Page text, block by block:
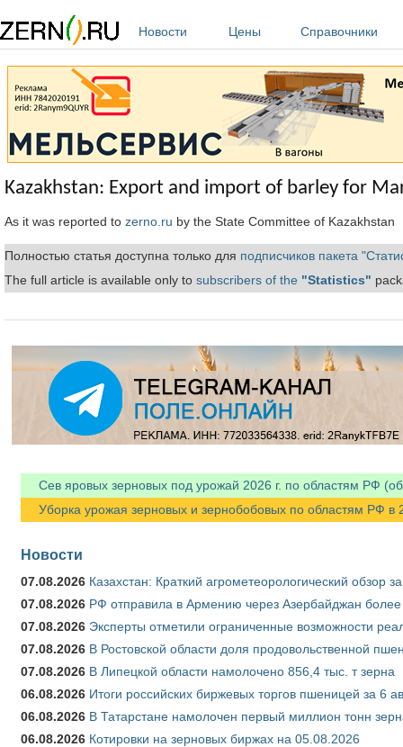
Новости
Цены Справочники
Kazakhstan: Export and import of barley for
As it was reported to zerno.ru by the State Committee of Kazakhstan
Полностью статья доступна только для подписчиков пакета
The full article is available only to subscribers of the "Statistics"
Сев яровых зерновых под урожай 2026 г. по областям РФ
Уборка урожая зерновых и зернобобовых по областям РФ в
Новости
07.08.2026 Казахстан: Краткий агрометеорологический обзор
07.08.2026 РФ отправила в Армению через Азербайджан более
07.08.2026 Эксперты отметили ограниченные возможности
07.08.2026 В Ростовской области доля продовольственной
07.08.2026 В Липецкой области намолочено 856,4 тыс. т зерна
06.08.2026 Итоги российских биржевых торгов пшеницей за 6
06.08.2026 В Татарстане намолочен первый миллион тонн
06.08.2026 Котировки на зерновых биржах на 05.08.2026